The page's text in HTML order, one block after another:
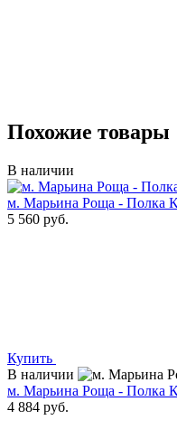
Похожие товары
В наличии
м. Марьина Роща - Полка
5 560 руб.
Купить
В наличии
м. Марьина Роща - Полка
4 884 руб.